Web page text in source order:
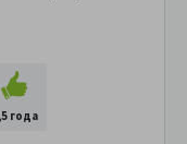
года